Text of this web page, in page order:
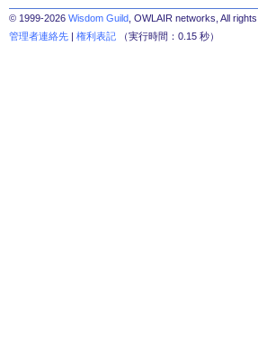
© 1999-2026 Wisdom Guild , OWLAIR networks, All
管理者連絡先 | 権利表記 （実行時間：0.15 秒）